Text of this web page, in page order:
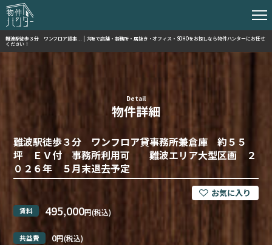
難波駅徒歩３分 ワンフロア貸事... | 大阪で店舗・事務所・居抜き・オフィス・SOHOをお探しなら物件ハンターにお任せ
ください！
Detail
物件詳細
難波駅徒歩３分 ワンフロア貸事務所兼倉庫 約５５
坪 ＥＶ付 事務所利用可 難波エリア大型区画 ２
０２６年 ５月末退去予定
賃料 495,000円(税込)
共益費 0円(税込)